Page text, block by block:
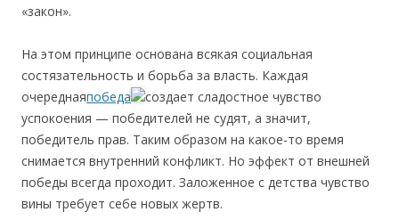
«закон».
На этом принципе основана всякая социальная
состязательность и борьба за власть. Каждая
очереднаяпобеда
создает сладостное чувство
успокоения — победителей не судят, а значит,
победитель прав. Таким образом на какое-то время
снимается внутренний конфликт. Но эффект от внешней
победы всегда проходит. Заложенное с детства чувство
вины требует себе новых жертв.